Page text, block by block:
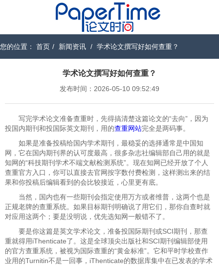
您的位置： 首页 / 新闻资讯 / 学术论文撰写好如何查重？
学术论文撰写好如何查重？
发布时间：2026-05-10 09:52:49
写完学术论文准备查重时，先得搞清楚这篇论文的“去向”，因为
投国内期刊和投国际英文期刊，用的查重网站完全是两码事。
如果是准备投稿给国内学术期刊，最稳妥的选择通常是中国知
网，它在国内期刊界的认可度最高，很多杂志社编辑部自己用的就是
知网的“科技期刊学术不端文献检测系统”。现在知网已经开放了个人
查重官方入口，你可以直接去官网按字数付费检测，这样测出来的结
果和你投稿后编辑看到的会比较接近，心里更有底。
当然，国内也有一些期刊会指定使用万方或者维普，这两个也是
正规老牌的查重系统。如果目标期刊明确说了用它们，那你自查时就
对应用这两个；要是没明说，优先选知网一般错不了。
要是你这篇是英文学术论文，准备投国际期刊或SCI期刊，那查
重就得用iThenticate了。这是全球顶尖出版社和SCI期刊编辑部使用
的官方查重系统，被视为国际查重的“黄金标准”。它和平时学校查作
业用的Turnitin不是一回事，iThenticate的数据库集中在已发表的学术